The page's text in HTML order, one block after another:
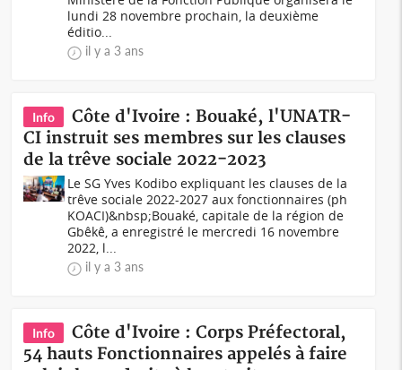
lundi 28 novembre prochain, la deuxième
éditio...
il y a 3 ans
Info
Côte d'Ivoire : Bouaké, l'UNATR-
CI instruit ses membres sur les clauses
de la trêve sociale 2022-2023
Le SG Yves Kodibo expliquant les clauses de la
trêve sociale 2022-2027 aux fonctionnaires (ph
KOACI)&nbsp;Bouaké, capitale de la région de
Gbêkê, a enregistré le mercredi 16 novembre
2022, l...
il y a 3 ans
Info
Côte d'Ivoire : Corps Préfectoral,
54 hauts Fonctionnaires appelés à faire